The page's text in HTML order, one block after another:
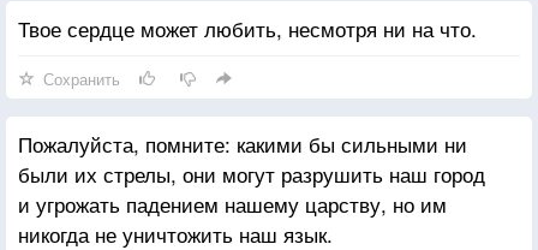
Твое сердце может любить, несмотря ни на что.
Сохранить
Пожалуйста, помните: какими бы сильными ни
были их стрелы, они могут разрушить наш город
и угрожать падением нашему царству, но им
никогда не уничтожить наш язык.